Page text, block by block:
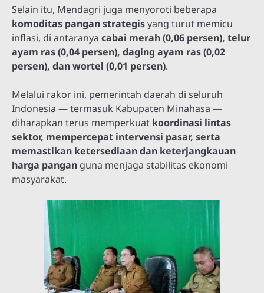
Selain itu, Mendagri juga menyoroti beberapa
komoditas pangan strategisyang turut memicu
inflasi, di antaranya cabai merah (0,06 persen), telur
ayam ras (0,04 persen), daging ayam ras (0,02
persen), dan wortel (0,01 persen).
Melalui rakor ini, pemerintah daerah di seluruh
Indonesia — termasuk Kabupaten Minahasa —
diharapkan terus memperkuat koordinasi lintas
sektor, mempercepat intervensi pasar, serta
memastikan ketersediaan dan keterjangkauan
harga pangan guna menjaga stabilitas ekonomi
masyarakat.